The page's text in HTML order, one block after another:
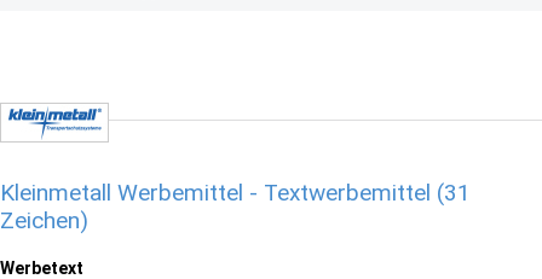
Kleinmetall Werbemittel - Textwerbemittel (31
Zeichen)
Werbetext